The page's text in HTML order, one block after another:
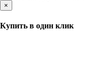
×
Купить в один клик